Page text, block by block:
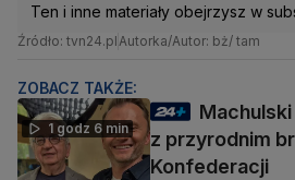
Ten i inne materiały obejrzysz w
Źródło: tvn24.pl Autorka/Autor: bż/ tam
ZOBACZ TAKŻE:
1 godz 6 min
z przyrodnim
Konfederacji